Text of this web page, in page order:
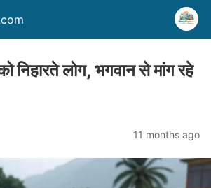
निहारते लोग, भगवान से मांग रहे
11 months ago